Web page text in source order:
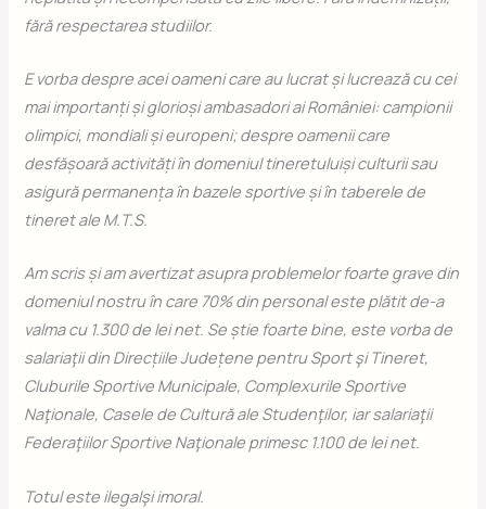
fără respectarea studiilor.
E vorba despre acei oameni care au lucrat și lucrează cu cei
mai importanți și glorioși ambasadori ai României: campionii
olimpici, mondiali și europeni; despre oamenii care
desfășoară activități în domeniul tineretuluișiculturii sau
asigură permanența în bazele sportive și în taberele de
tineret ale M.T.S.
Am scris și am avertizat asupra problemelor foarte grave din
domeniul nostru în care 70% din personal este plătit de-a
valma cu 1.300 de lei net. Se știe foarte bine, este vorba de
salariaţiidin Direcțiile Județene pentru Sport şi Tineret,
Cluburile Sportive Municipale, Complexurile Sportive
Naţionale, Casele de Cultură ale Studenţilor, iar salariaţii
Federaţiilor Sportive Naţionale primesc 1.100 de lei net.
Totul este ilegalşi imoral.